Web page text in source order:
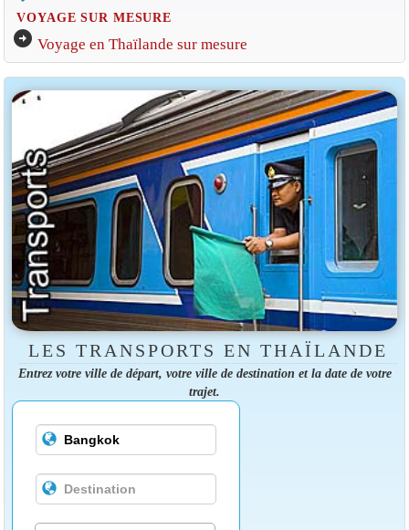
VOYAGE SUR MESURE
arrow_circle_right Voyage en Thaïlande sur mesure
LES TRANSPORTS EN THAÏLANDE
Entrez votre ville de départ, votre ville de destination et la date de votre
trajet.